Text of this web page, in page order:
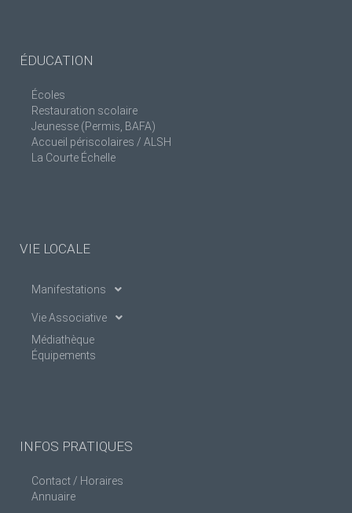
ÉDUCATION
Écoles
Restauration scolaire
Jeunesse (Permis, BAFA)
Accueil périscolaires / ALSH
La Courte Échelle
VIE LOCALE
Manifestations
Vie Associative
Médiathèque
Équipements
INFOS PRATIQUES
Contact / Horaires
Annuaire